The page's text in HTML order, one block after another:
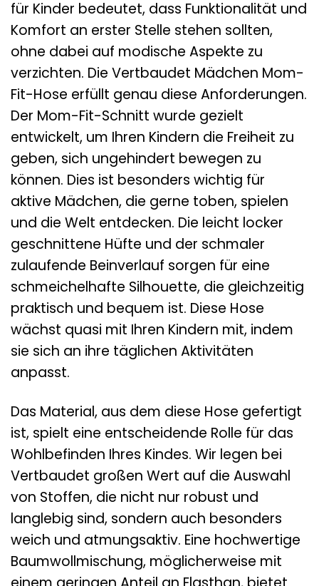
für Kinder bedeutet, dass Funktionalität und
Komfort an erster Stelle stehen sollten,
ohne dabei auf modische Aspekte zu
verzichten. Die Vertbaudet Mädchen Mom-
Fit-Hose erfüllt genau diese Anforderungen.
Der Mom-Fit-Schnitt wurde gezielt
entwickelt, um Ihren Kindern die Freiheit zu
geben, sich ungehindert bewegen zu
können. Dies ist besonders wichtig für
aktive Mädchen, die gerne toben, spielen
und die Welt entdecken. Die leicht locker
geschnittene Hüfte und der schmaler
zulaufende Beinverlauf sorgen für eine
schmeichelhafte Silhouette, die gleichzeitig
praktisch und bequem ist. Diese Hose
wächst quasi mit Ihren Kindern mit, indem
sie sich an ihre täglichen Aktivitäten
anpasst.
Das Material, aus dem diese Hose gefertigt
ist, spielt eine entscheidende Rolle für das
Wohlbefinden Ihres Kindes. Wir legen bei
Vertbaudet großen Wert auf die Auswahl
von Stoffen, die nicht nur robust und
langlebig sind, sondern auch besonders
weich und atmungsaktiv. Eine hochwertige
Baumwollmischung, möglicherweise mit